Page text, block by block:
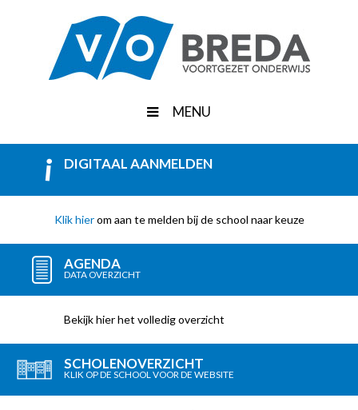
MENU
DIGITAAL AANMELDEN
Klik hierom aan te melden bij de school naar keuze
AGENDA
DATA OVERZICHT
Bekijk hier het volledig overzicht
SCHOLENOVERZICHT
KLIK OP DE SCHOOL VOOR DE WEBSITE